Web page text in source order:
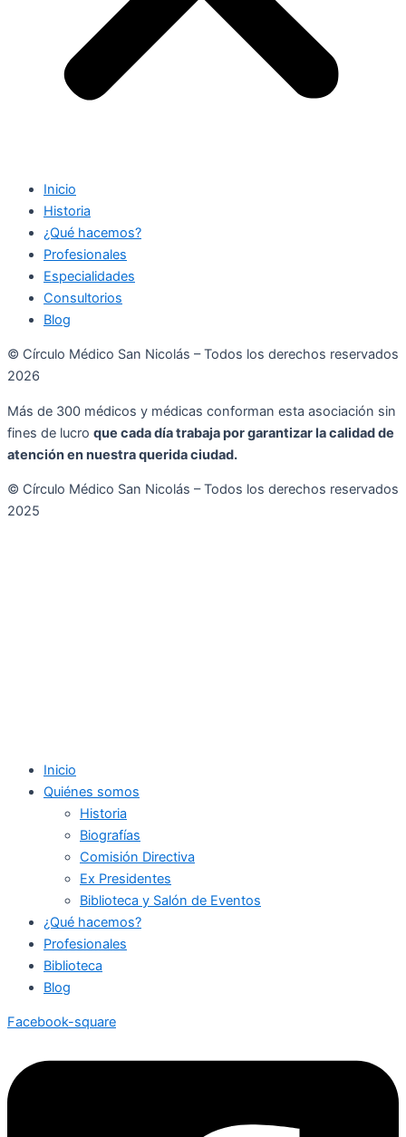
Inicio
Historia
¿Qué hacemos?
Profesionales
Especialidades
Consultorios
Blog
© Círculo Médico San Nicolás – Todos los derechos reservados
2026
Más de 300 médicos y médicas conforman esta asociación sin
fines de lucro que cada día trabaja por garantizar la calidad de
atención en nuestra querida ciudad.
© Círculo Médico San Nicolás – Todos los derechos reservados
2025
Inicio
Quiénes somos
Historia
Biografías
Comisión Directiva
Ex Presidentes
Biblioteca y Salón de Eventos
¿Qué hacemos?
Profesionales
Biblioteca
Blog
Facebook-square